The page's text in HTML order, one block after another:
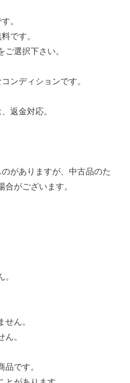
。
です。
選択下さい。
ンディションです。
返金対応。
がありますが、中古品のた
がございます。
ん。
。
です。